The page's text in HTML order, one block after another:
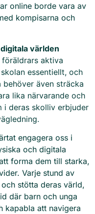
online borde vara av
kompisarna och
världen
aktiva
essentiellt, och
även sträcka
lika närvarande och
i deras skolliv erbjuder
engagera oss i
och digitala
forma dem till starka,
Varje stund av
stötta deras värld,
där barn och unga
kapabla att navigera